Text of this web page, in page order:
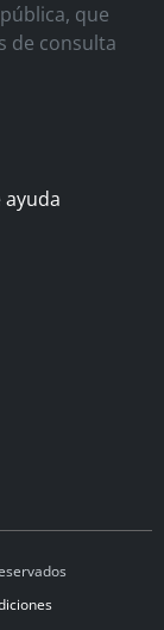
que
de consulta
ayuda